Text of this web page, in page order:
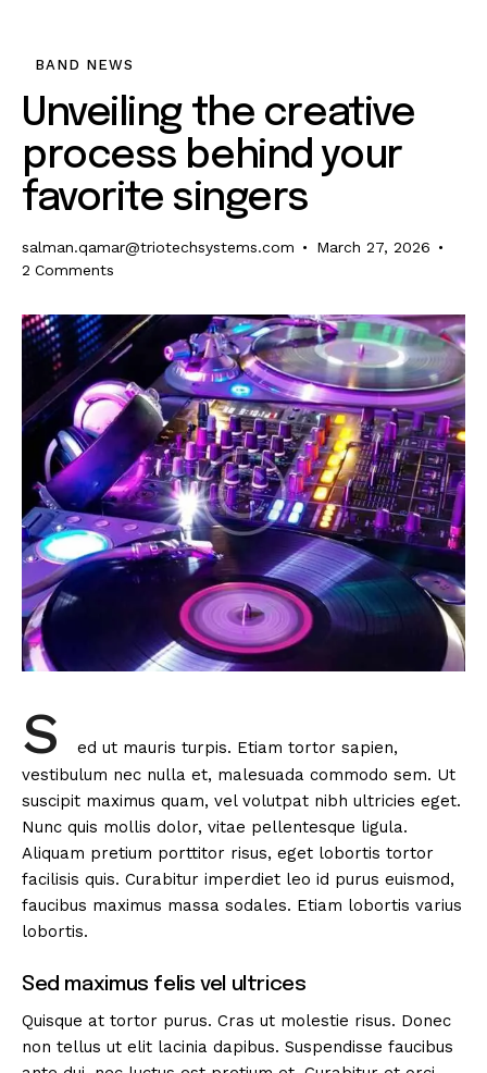
BAND NEWS
Unveiling the creative
process behind your
favorite singers
salman.qamar@triotechsystems.com
March 27, 2026
2 Comments
S
ed ut mauris turpis. Etiam tortor sapien,
vestibulum nec nulla et, malesuada commodo sem. Ut
suscipit maximus quam, vel volutpat nibh ultricies eget.
Nunc quis mollis dolor, vitae pellentesque ligula.
Aliquam pretium porttitor risus, eget lobortis tortor
facilisis quis. Curabitur imperdiet leo id purus euismod,
faucibus maximus massa sodales. Etiam lobortis varius
lobortis.
Sed maximus felis vel ultrices
Quisque at tortor purus. Cras ut molestie risus. Donec
non tellus ut elit lacinia dapibus. Suspendisse faucibus